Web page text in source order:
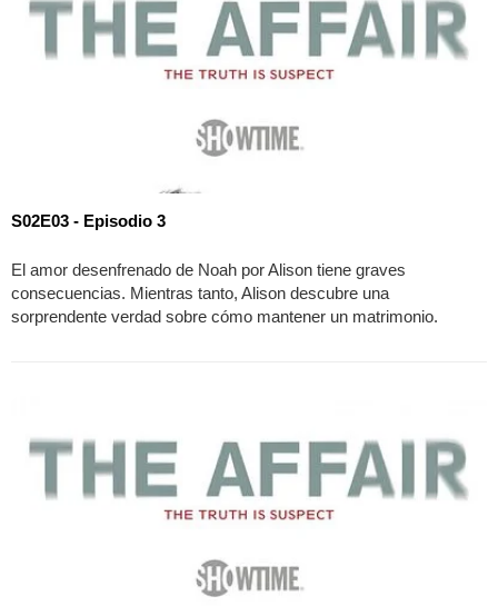
S02E03 - Episodio 3
El amor desenfrenado de Noah por Alison tiene graves
consecuencias. Mientras tanto, Alison descubre una
sorprendente verdad sobre cómo mantener un matrimonio.